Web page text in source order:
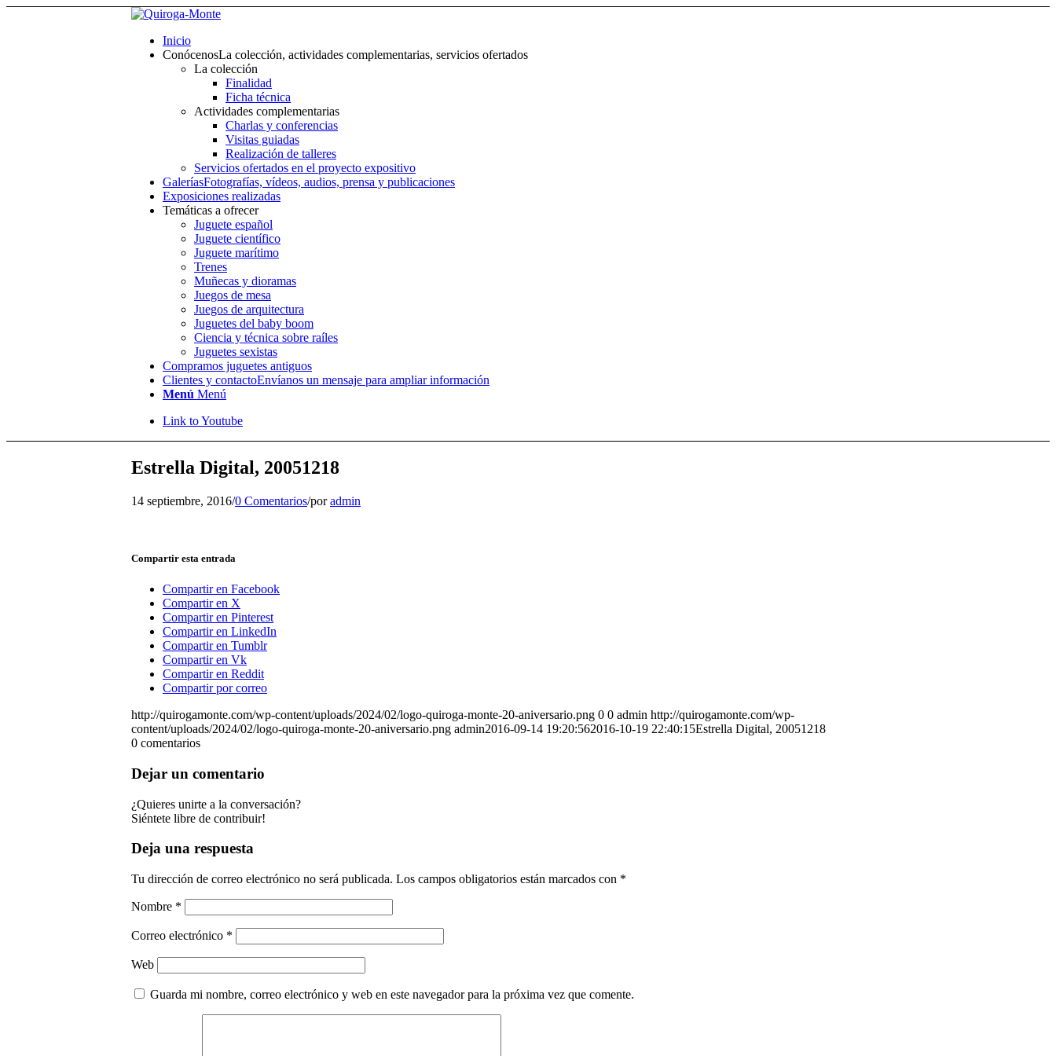
Inicio
ConócenosLa colección, actividades complementarias, servicios ofertados
La colección
Finalidad
Ficha técnica
Actividades complementarias
Charlas y conferencias
Visitas guiadas
Realización de talleres
Servicios ofertados en el proyecto expositivo
GaleríasFotografías, vídeos, audios, prensa y publicaciones
Exposiciones realizadas
Temáticas a ofrecer
Juguete español
Juguete científico
Juguete marítimo
Trenes
Muñecas y dioramas
Juegos de mesa
Juegos de arquitectura
Juguetes del baby boom
Ciencia y técnica sobre raíles
Juguetes sexistas
Compramos juguetes antiguos
Clientes y contactoEnvíanos un mensaje para ampliar información
Menú Menú
Link to Youtube
Estrella Digital, 20051218
14 septiembre, 2016/0 Comentarios/poradmin
Compartir esta entrada
Compartir en Facebook
Compartir en X
Compartir en Pinterest
Compartir en LinkedIn
Compartir en Tumblr
Compartir en Vk
Compartir en Reddit
Compartir por correo
http://quirogamonte.com/wp-content/uploads/2024/02/logo-quiroga-monte-20-aniversario.png 0 0 admin http://quirogamonte.com/wp-
content/uploads/2024/02/logo-quiroga-monte-20-aniversario.png admin2016-09-14 19:20:562016-10-19 22:40:15Estrella Digital, 20051218
0 comentarios
Dejar un comentario
¿Quieres unirte a la conversación?
Siéntete libre de contribuir!
Deja una respuesta
Tu dirección de correo electrónico no será publicada. Los campos obligatorios están marcados con *
Nombre *
Correo electrónico *
Web
Guarda mi nombre, correo electrónico y web en este navegador para la próxima vez que comente.